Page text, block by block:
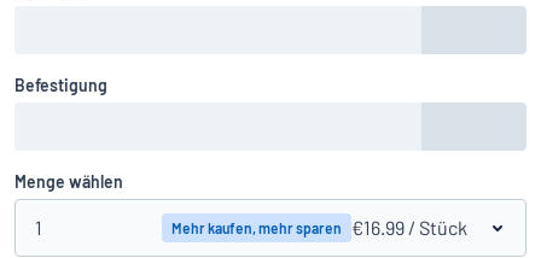
Befestigung
Menge wählen
1 Mehr kaufen, mehr sparen €16.99 / Stück